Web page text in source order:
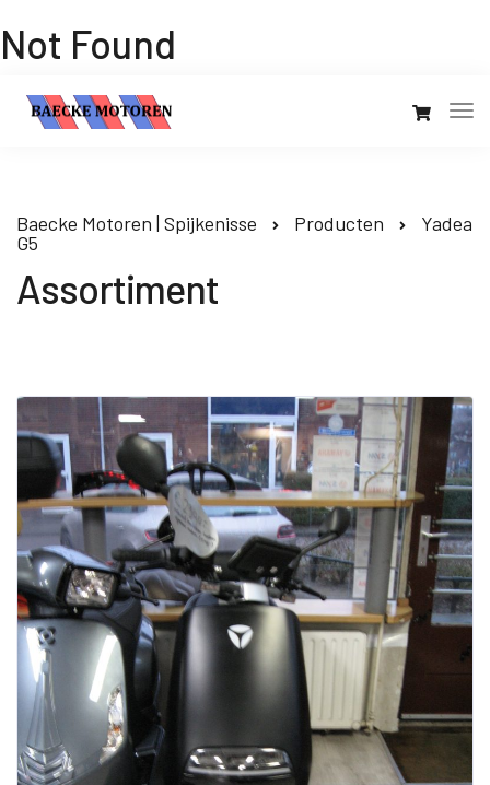
Not Found
Baecke Motoren | Spijkenisse Producten
Yadea
G5
Assortiment